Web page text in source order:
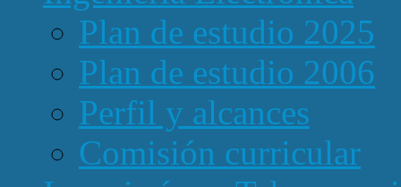
Plan de estudio 2025
Plan de estudio 2006
Perfil y alcances
Comisión curricular